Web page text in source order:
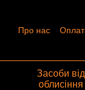
Про нас
Засоби від
облисіння